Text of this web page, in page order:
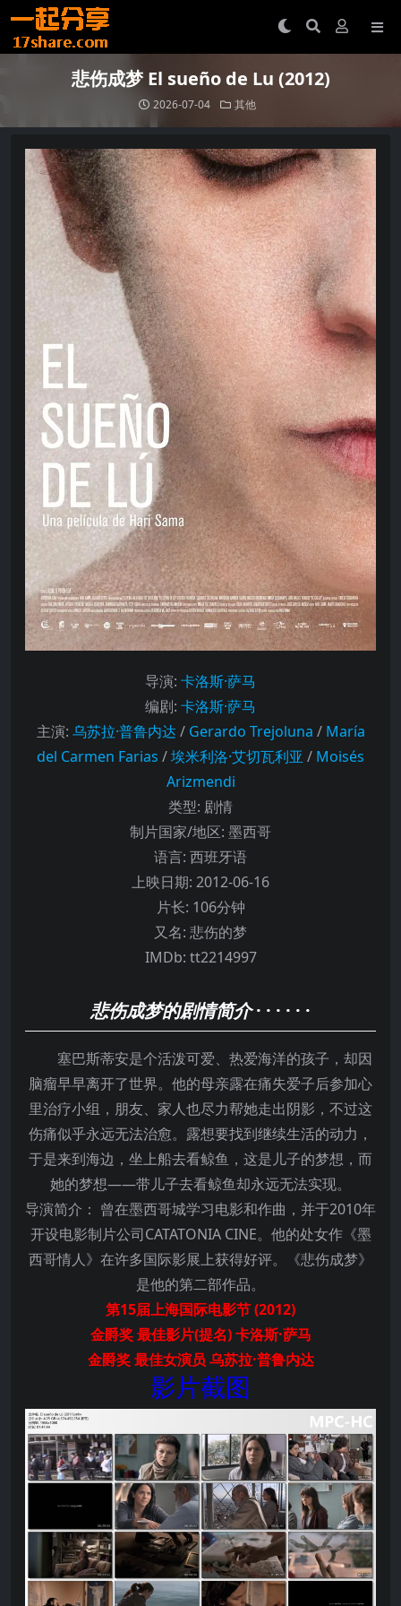
悲伤成梦 El sueño de Lu (2012)
2026-07-04 其他
导演: 卡洛斯·萨马
编剧: 卡洛斯·萨马
主演: 乌苏拉·普鲁内达 / Gerardo Trejoluna / María
del Carmen Farias /埃米利洛·艾切瓦利亚 / Moisés
Arizmendi
类型: 剧情
制片国家/地区: 墨西哥
语言: 西班牙语
上映日期: 2012-06-16
片长: 106分钟
又名: 悲伤的梦
IMDb: tt2214997
悲伤成梦的剧情简介· · · · · ·
塞巴斯蒂安是个活泼可爱、热爱海洋的孩子，却因
脑瘤早早离开了世界。他的母亲露在痛失爱子后参加心
里治疗小组，朋友、家人也尽力帮她走出阴影，不过这
伤痛似乎永远无法治愈。露想要找到继续生活的动力，
于是来到海边，坐上船去看鲸鱼，这是儿子的梦想，而
她的梦想——带儿子去看鲸鱼却永远无法实现。
导演简介： 曾在墨西哥城学习电影和作曲，并于2010年
开设电影制片公司CATATONIA CINE。他的处女作《墨
西哥情人》在许多国际影展上获得好评。《悲伤成梦》
是他的第二部作品。
第15届上海国际电影节 (2012)
金爵奖 最佳影片(提名) 卡洛斯·萨马
金爵奖 最佳女演员 乌苏拉·普鲁内达
影片截图